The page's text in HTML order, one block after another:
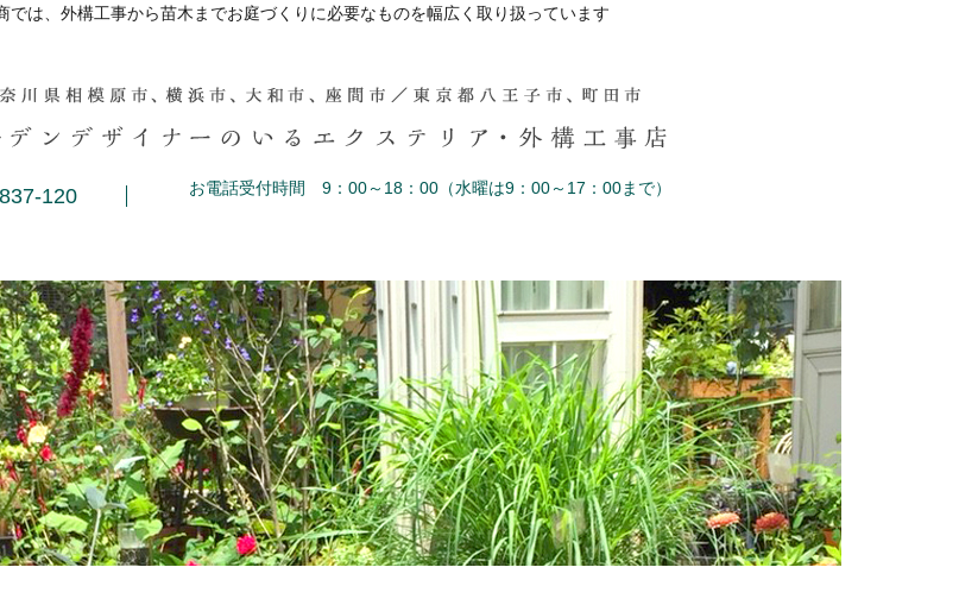
では、外構工事から苗木までお庭づくりに必要なものを幅広く取り扱っています
120 お電話受付時間 9：00～18：00（水曜は9：00～17：00まで）